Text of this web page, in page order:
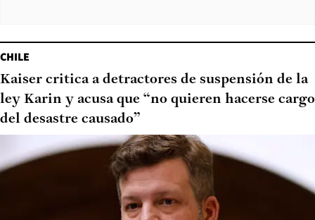
CHILE
Kaiser critica a detractores de suspensión de la
ley Karin y acusa que “no quieren hacerse cargo
del desastre causado”